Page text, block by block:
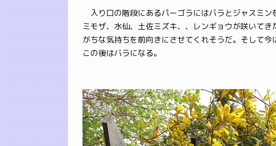
入り口の階段にあるパーゴラにはバラとジャスミン
ミモザ、水仙、土佐ミズキ、、レンギョウが咲いて
がちな気持ちを前向きにさせてくれそうだ。そして今
この後はバラになる。